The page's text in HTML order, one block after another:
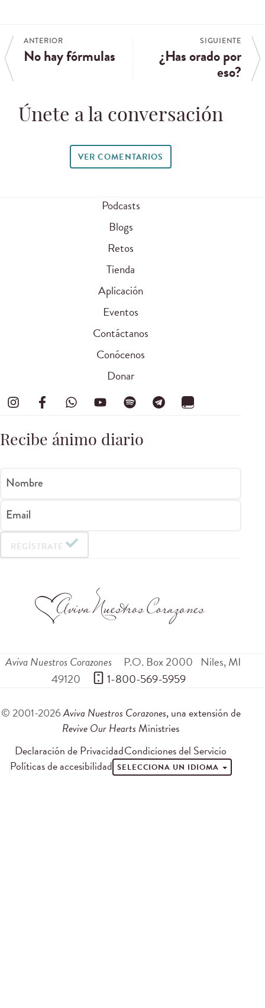
ANTERIOR
No hay fórmulas
SIGUIENTE
¿Has orado por
eso?
Únete a la conversación
VER COMENTARIOS
Podcasts
Blogs
Retos
Tienda
Aplicación
Eventos
Contáctanos
Conócenos
Donar
Recibe ánimo diario
Nombre
Email
REGÍSTRATE
Aviva Nuestros Corazones P.O. Box 2000 Niles,MI
49120
1-800-569-5959
© 2001-2026Aviva Nuestros Corazones, una extensión de
Revive Our Hearts Ministries
Declaración de PrivacidadCondiciones del Servicio
Políticas de accesibilidad SELECCIONA UN IDIOMA